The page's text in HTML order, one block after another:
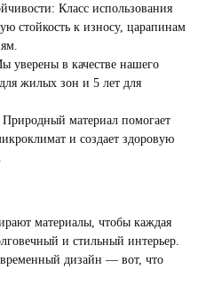
Класс использования
стойкость к износу, царапинам
уверены в качестве нашего
жилых зон и 5 лет для
Природный материал помогает
и создает здоровую
материалы, чтобы каждая
и стильный интерьер.
дизайн — вот, что